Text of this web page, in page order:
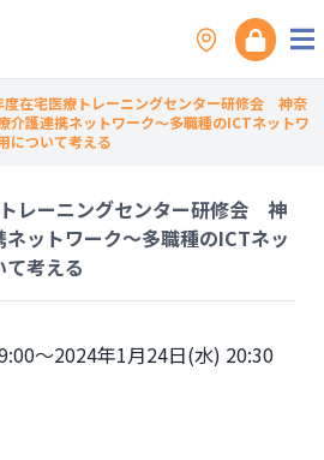
度在宅医療トレーニングセンター研修会 神奈
介護連携ネットワーク～多職種のICTネットワ
について考える
レーニングセンター研修会 神
ットワーク～多職種のICTネッ
て考える
～2024年1月24日(水) 20:30